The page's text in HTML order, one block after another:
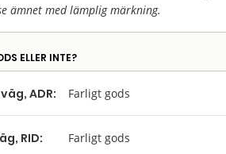
ämnet med lämplig märkning.
ELLER INTE?
ADR: Farligt gods
RID: Farligt gods